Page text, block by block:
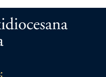
de Barcelona.
el cardenal Joan
la missa i l’ha
de Barcelona,
Cristiana